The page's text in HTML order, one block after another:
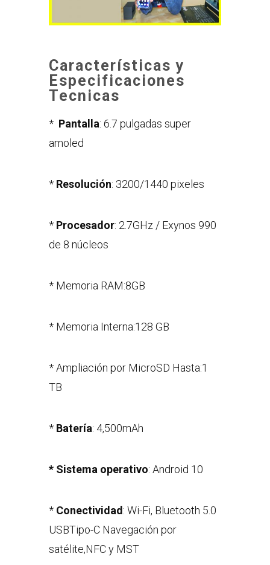
Características y
Especificaciones
Tecnicas
* Pantalla: 6.7 pulgadas super
amoled
* Resolución: 3200/1440 pixeles
* Procesador: 2.7GHz / Exynos 990
de 8 núcleos
* Memoria RAM:8GB
* Memoria Interna:128 GB
* Ampliación por MicroSD Hasta:1
TB
* Batería: 4,500mAh
* Sistema operativo: Android 10
* Conectividad: Wi-Fi, Bluetooth 5.0
USBTipo-C Navegación por
satélite,NFC y MST